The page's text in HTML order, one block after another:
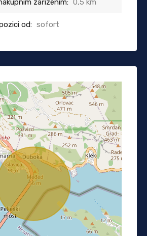
zařízením: 0,5 km
od: sofort